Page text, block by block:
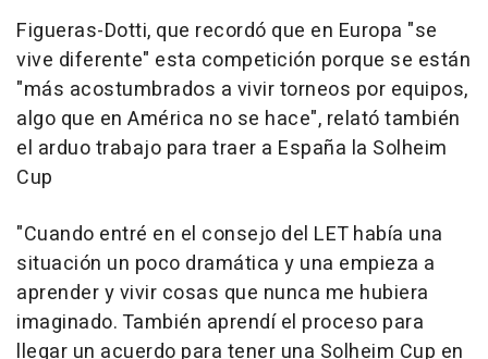
Figueras-Dotti, que recordó que en Europa "se
vive diferente" esta competición porque se están
"más acostumbrados a vivir torneos por equipos,
algo que en América no se hace", relató también
el arduo trabajo para traer a España la Solheim
Cup
"Cuando entré en el consejo del LET había una
situación un poco dramática y una empieza a
aprender y vivir cosas que nunca me hubiera
imaginado. También aprendí el proceso para
llegar un acuerdo para tener una Solheim Cup en